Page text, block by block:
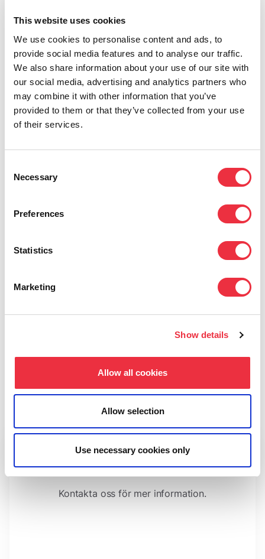
This website uses cookies
We use cookies to personalise content and ads, to
provide social media features and to analyse our traffic.
We also share information about your use of our site with
our social media, advertising and analytics partners who
may combine it with other information that you’ve
provided to them or that they’ve collected from your use
of their services.
Selection
Necessary
Preferences
Statistics
Marketing
Show details
Allow all cookies
Allow selection
Use necessary cookies only
Andra integrationer
Eventillas integrationer underlättar hanteringen
av ekonomin, marknadsföringen och CRM-
datan.
Eventilla är en säker molnbaserad tjänst med
Vill du veta mer?
Kontakta oss för mer information.